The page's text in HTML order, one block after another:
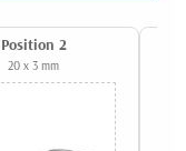
Position 2
20 x 3 mm